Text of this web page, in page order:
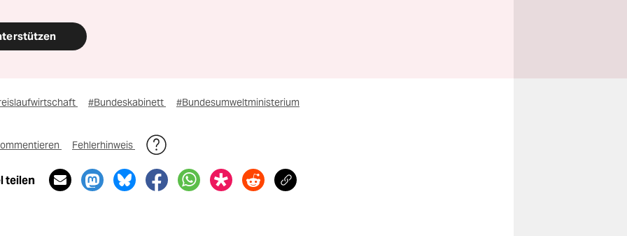
#Bundeskabinett #Bundesumweltministerium
Fehlerhinweis
teilen